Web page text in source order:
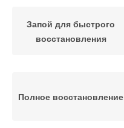
Запой для быстрого
восстановления
Полное восстановление